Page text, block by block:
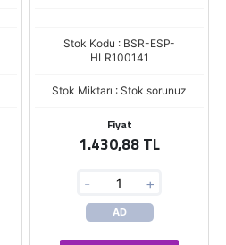
Stok Kodu : BSR-ESP-
HLR100141
Stok Miktarı : Stok sorunuz
Fiyat
1.430,88 TL
- +
AD